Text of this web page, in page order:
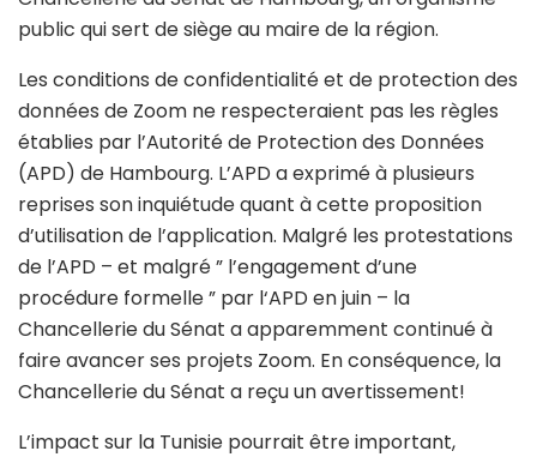
public qui sert de siège au maire de la région.
Les conditions de confidentialité et de protection des
données de Zoom ne respecteraient pas les règles
établies par l’Autorité de Protection des Données
(APD) de Hambourg. L’APD a exprimé à plusieurs
reprises son inquiétude quant à cette proposition
d’utilisation de l’application. Malgré les protestations
de l’APD – et malgré ” l’engagement d’une
procédure formelle ” par l‘APD en juin – la
Chancellerie du Sénat a apparemment continué à
faire avancer ses projets Zoom. En conséquence, la
Chancellerie du Sénat a reçu un avertissement!
L’impact sur la Tunisie pourrait être important,